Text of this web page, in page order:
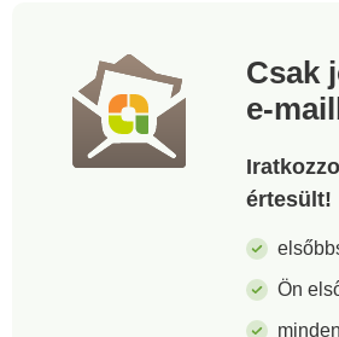
Csak
e-
értesült!
Ön